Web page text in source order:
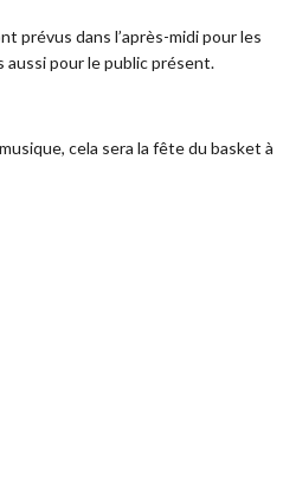
prévus dans l’après-midi pour les
aussi pour le public présent.
cela sera la fête du basket à